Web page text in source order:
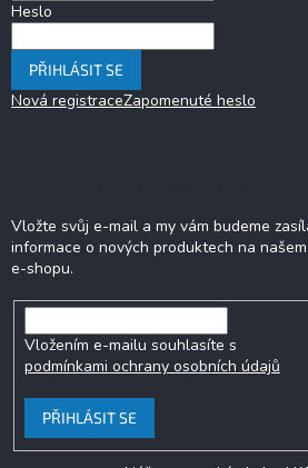
Heslo
PŘIHLÁSIT SE
Nová registraceZapomenuté heslo
Vložte svůj e-mail a my vám budeme
informace o nových produktech na našem
e-shopu.
Vložením e-mailu souhlasíte s
podmínkami ochrany osobních údajů
PŘIHLÁSIT SE